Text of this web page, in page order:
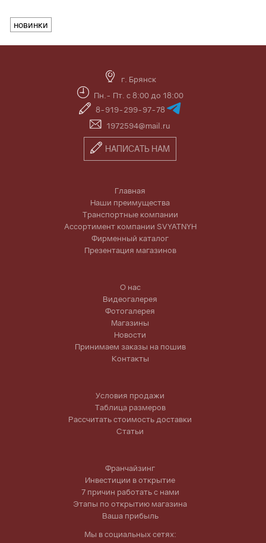
новинки
г. Брянск
Пн.- Пт. с 8:00 до 18:00
8-919-299-97-78
1972594@mail.ru
НАПИСАТЬ НАМ
Главная
Наши преимущества
Транспортные компании
Ассортимент компании SVYATNYH
Фирменный каталог
Презентация магазинов
О нас
Видеогалерея
Фотогалерея
Магазины
Новости
Принимаем заказы на пошив
Контакты
Условия продажи
Таблица размеров
Рассчитать стоимость доставки
Статьи
Франчайзинг
Инвестиции в открытие
7 причин работать с нами
Этапы по открытию магазина
Ваша прибыль
Мы в социальных сетях: